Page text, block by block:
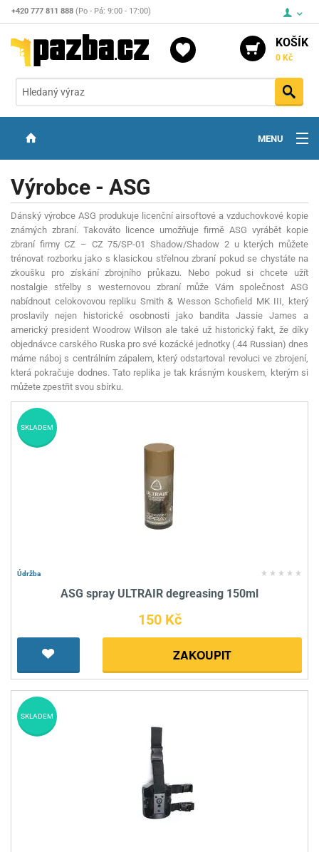
+420 777 811 888 (Po - Pá: 9:00 - 17:00)
KOŠÍK
0 Kč
MENU
OPTIKA
STŘELIVO
PŘÍSLUŠENSTVÍ
DETEKTORY KOVŮ
KONTAKTY
Výrobce - ASG
Dánský výrobce ASG produkuje licenční airsoftové a vzduchovkové kopie
známých zbraní. Takováto licence umožňuje firmě ASG vyrábět kopie
zbraní firmy CZ – CZ 75/SP-01 Shadow/Shadow 2 u kterých můžete
trénovat rozborku jako s klasickou střelnou zbraní pokud se chystáte na
zkoušku pro získání zbrojního průkazu. Nebo pokud si chcete užít
nostalgie střelby s westernovou zbraní může Vám společnost ASG
nabídnout celokovovou repliku Smith & Wesson Schofield MK III, který
proslavily nejen historické osobnosti jako bandita Jassie James a
americký president Woodrow Wilson ale také už historický fakt, že díky
objednávce carského Ruska pro své kozácké jednotky (.44 Russian) dnes
máme náboj s centrálním zápalem, který odstartoval revoluci ve zbrojení,
která pokračuje dodnes. Tato replika je tak krásným kouskem, kterým si
můžete zpestřit svou sbírku.
Údržba
ASG spray ULTRAIR degreasing 150ml
150 Kč
ZAKOUPIT
SKLADEM
SKLADEM